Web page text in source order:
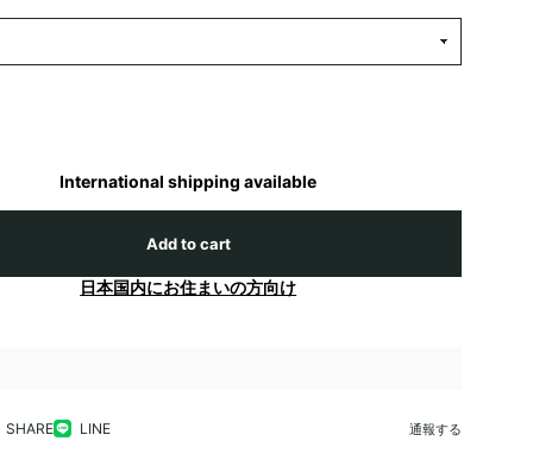
International shipping available
Add to cart
日本国内にお住まいの方向け
SHARE LINE 通報する